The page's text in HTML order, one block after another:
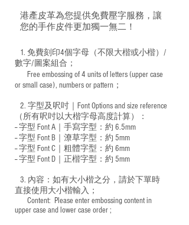
港產皮革為您提供免費壓字服務，讓
您的手作皮件更加獨一無二！
1. 免費刻印4個字母（不限大楷或小楷）/
數字/圖案組合；
Free embossing of 4 units of letters (upper case
or small case), numbers or pattern；
2. 字型及呎吋｜ Font Options and size reference
（所有呎吋以大楷字母高度計算）：
-- 字型 Font A｜手寫字型：約 6.5mm
-- 字型 Font B｜潦草字型： 約 5mm
-- 字型 Font C｜粗體字型：約 6mm
-- 字型 Font D｜正楷字型： 約 5mm
3. 內容：如有大小楷之分，請於下單時
直接使用大小楷輸入；
​ Content: Please enter embossing content in
upper case and lower case order ;